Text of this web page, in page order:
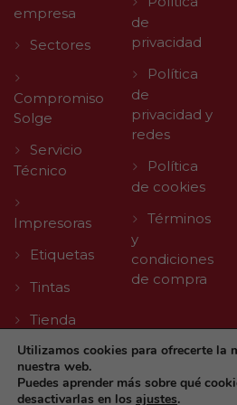
empresa
Sectores
Compromiso
Solge
Servicio
Técnico
Impresoras
Etiquetas
Tintas
Tienda
de
privacidad
Política
de
privacidad y
redes
Política
de cookies
Términos
y
condiciones
de compra
Utilizamos cookies para ofrecerte la
nuestra web.
Puedes aprender más sobre qué
desactivarlas en los ajustes.